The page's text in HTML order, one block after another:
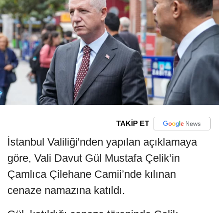
TAKİP ET
İstanbul Valiliği'nden yapılan açıklamaya
göre, Vali Davut Gül Mustafa Çelik’in
Çamlıca Çilehane Camii’nde kılınan
cenaze namazına katıldı.